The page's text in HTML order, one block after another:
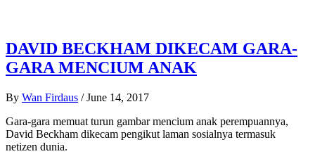
DAVID BECKHAM DIKECAM GARA-
GARA MENCIUM ANAK
By Wan Firdaus / June 14, 2017
Gara-gara memuat turun gambar mencium anak perempuannya,
David Beckham dikecam pengikut laman sosialnya termasuk
netizen dunia.